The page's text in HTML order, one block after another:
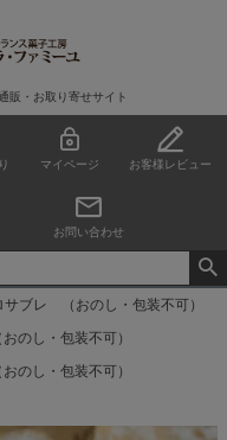
販・お取り寄せサイト
マイページ お客様レビュー
お問い合わせ
サブレ （おのし・包装不可）
のし・包装不可）
のし・包装不可）